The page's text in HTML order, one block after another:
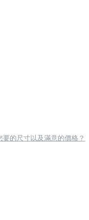
要的尺寸以及滿意的價格？